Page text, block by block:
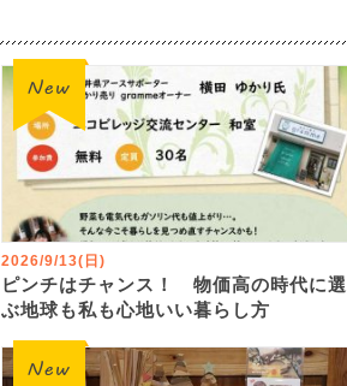
2026/9/13(日)
ピンチはチャンス！ 物価高の時代に選
ぶ地球も私も心地いい暮らし方